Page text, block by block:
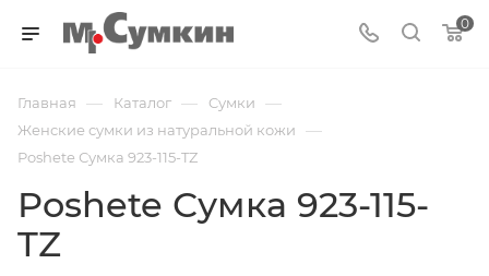
0
Главная — Каталог — Cумки —
Женские сумки из натуральной кожи —
Poshete Сумка 923-115-TZ
Poshete Сумка 923-115-
TZ